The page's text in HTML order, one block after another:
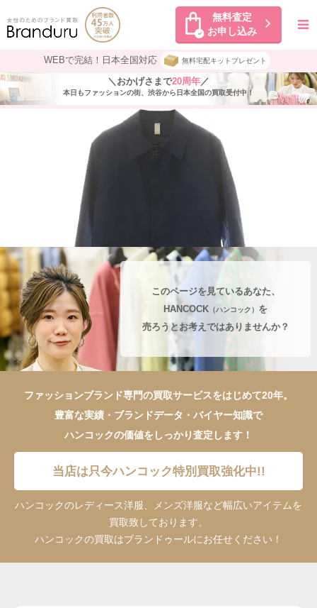
無料査定
お申し込み
WEBで完結！日本全国対応 無料宅配キットプレゼント
＼おかげさまで20周年／
本日もファッションの街、渋谷から日本全国の買取受付中！
このページを見ているあなた、
HANCOCK （ハンコック） を
売ろうとお考えではありませんか？
ファッションブランド専門の買取サービスをはじめて20年。
豊富な実績・ブランドデータ・バイヤー知識で
ハンコックの価値をしっかり査定します！
当店は只今ハンコック特別買取強化中!!
ハンコックのレディース洋服、メンズ洋服など幅広いアイテムを
買取致しております。
ハンコックの買取はブランドゥールにお任せください！